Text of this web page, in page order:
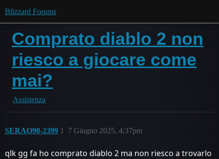
Blizzard Forums
Comprato diablo 2 non
riesco a giocare come
mai?
Assistenza
SERAO90-2399 7 Giugno 2025, 4:37pm
1
qlk gg fa ho comprato diablo 2 ma non riesco a trovarlo